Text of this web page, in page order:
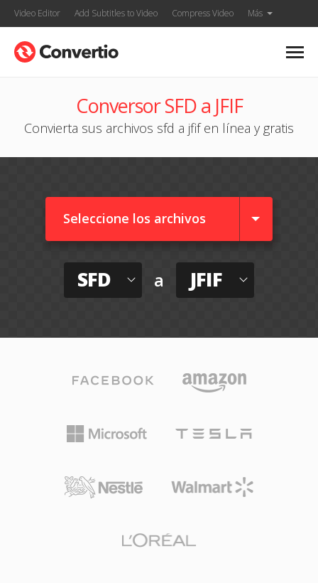
Video Editor Add Subtitles to Video Compress Video Más
Conversor SFD a JFIF
Convierta sus archivos sfd a jfif en línea y gratis
Seleccione los archivos
SFD a JFIF